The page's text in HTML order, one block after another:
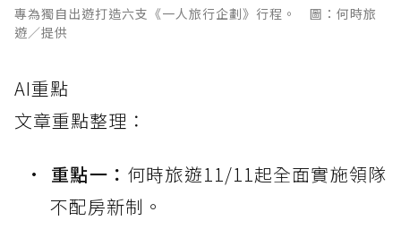
專為獨自出遊打造六支《一人旅行企劃》行程。 圖：何時旅
遊／提供
AI重點
文章重點整理：
重點一： 何時旅遊11/11起全面實施領隊
不配房新制。